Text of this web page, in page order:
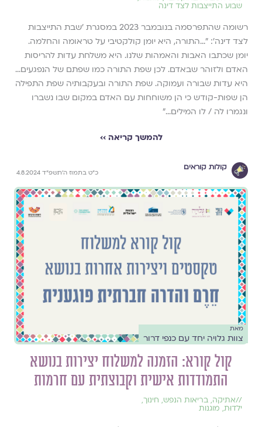
שבוע התייצבות לצד דינה
רשומה שהתפרסמה בנובמבר 2023 במסגרת ׳שבת התייצבות
לצד דינה׳: ״...התורה, היא יומן קולקטיבי על טראומה והחלמה.
יומן שכתבו האבות והאמהות שלנו. היא משלחת עדות להריסות
האדם ולזוהר שבאדם. לכן שפת התורה כמו שפתם של הנפגעים...
היא עדות שבורה ועמוקה. שפת התורה ובעקבותיה שפת התפילה
הן שפות-קודש כי הן משוחחות עם האדם במקום שבו נשברו
ונגמרו לה / לו המילים...״
להמשך קריאה ››
קולות קוראים
כ״ט בתמוז ה׳תשפ״ד 4.8.2024
מאת
צוות גלויה יחד עם כנפי דרור
קול קורא: הזמנה למשלוח יצירות בנושא
התמודדות אישית וקבוצתית עם חרמות
//אתיקה, בריאות הנפש, חינוך,
ילדוּת, מוגנות